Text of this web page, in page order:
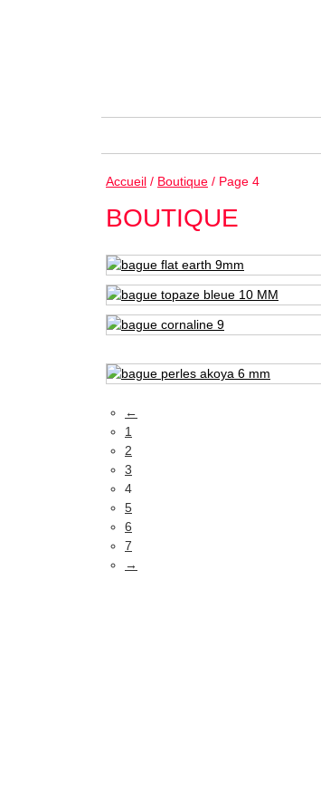
Accueil / Boutique / Page 4
BOUTIQUE
←
1
2
3
4
5
6
7
→